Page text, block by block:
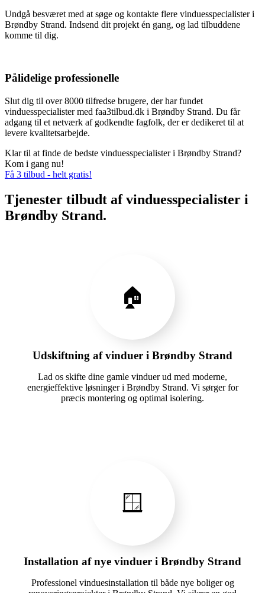
Undgå besværet med at søge og kontakte flere vinduesspecialister i
Brøndby Strand. Indsend dit projekt én gang, og lad tilbuddene
komme til dig.
Pålidelige professionelle
Slut dig til over 8000 tilfredse brugere, der har fundet
vinduesspecialister med faa3tilbud.dk i Brøndby Strand. Du får
adgang til et netværk af godkendte fagfolk, der er dedikeret til at
levere kvalitetsarbejde.
Klar til at finde de bedste vinduesspecialister i Brøndby Strand?
Kom i gang nu!
Få 3 tilbud - helt gratis!
Tjenester tilbudt af vinduesspecialister i
Brøndby Strand.
🏠
Udskiftning af vinduer i Brøndby Strand
Lad os skifte dine gamle vinduer ud med moderne,
energieffektive løsninger i Brøndby Strand. Vi sørger for
præcis montering og optimal isolering.
🪟
Installation af nye vinduer i Brøndby Strand
Professionel vinduesinstallation til både nye boliger og